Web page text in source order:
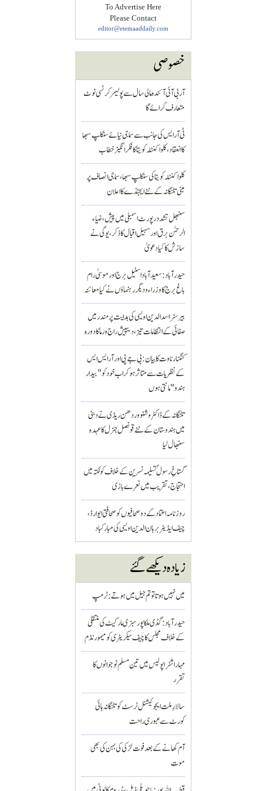
To Advertise Here
Please Contact
editor@etemaaddaily.com
خصوصی
آر بی آئی آئندہ مالی سال سے پولیمر کرنسی نوٹ
متعارف کرائے گا
ٹی آر ایس کی جانب سے سماجی نیائے سنکلپ سبھا
کا انعقاد، کلواکنٹلہ کویتا کا فکر انگیز خطاب
کلواکنٹلہ کویتا کی سنکلپ سبھا، سماجی انصاف پر
مبنی تلنگانہ کے نئے ایجنڈے کا اعلان
سنبھل تشدد رپورٹ اسمبلی میں پیش، ضیاء
الرحمٰن برق اور سہیل اقبال کا ذکر، یوگی نے
سازش کا کیا دعویٰ
حیدرآباد: سعیدآباد اسٹیل برج اور موسیٰ رام
باغ برج کا وزراء و دیگر رہنماؤں نے کیا معائنہ
بیرسٹر اسدالدین اویسی کی ہدایت پر مندر میں
صفائی کے انتظامات تیز، دیپیش راج ورما کا دورہ
کنگنا رناوت کا بیان: بی جے پی اور آر ایس ایس
کے نظریات سے متاثر ہو کر اب خود کو "بیدار
ہندو" مانتی ہوں
تلنگانہ کے ڈاکٹر وشنو وردھن ریڈی نے دبئی
میں ہندوستان کے نئے قونصل جنرل کا عہدہ
سنبھال لیا
گستاخِ رسولؐ تسلیمہ نسرین کے خلاف کولکتہ میں
احتجاج، تقریب میں نعرے بازی
روزنامہ اعتماد کے دو صحافیوں کو صحافتی ایوارڈ،
چیف ایڈیٹر برہان الدین اویسی کی مبارکباد
زیادہ دیکھے گئے
میں نہیں ہوتا تو تم جیل میں ہوتے : ٹرمپ
حیدرآباد: گڈی ملکاپور سبزی مارکیٹ کی منتقلی
کے خلاف مجلس کا چیف سیکریٹری کو میمورنڈم
مہاراشٹرا پولیس میں تین مسلم نو جوانوں کا
تقرر
سالارِ ملت ایجوکیشنل ٹرسٹ کو تلنگانہ ہائی
کورٹ سے عبوری راحت
آم کھانے کے بعد فوت لڑکی کی بہن کی بھی
موت